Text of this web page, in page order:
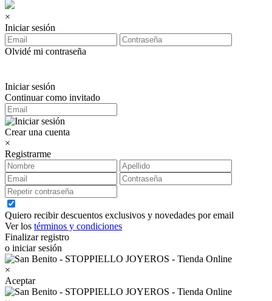
×
Iniciar sesión
Olvidé mi contraseña
Iniciar sesión
Continuar como invitado
Crear una cuenta
×
Registrarme
Quiero recibir descuentos exclusivos y novedades por email
Ver los términos y condiciones
Finalizar registro
o iniciar sesión
×
Aceptar